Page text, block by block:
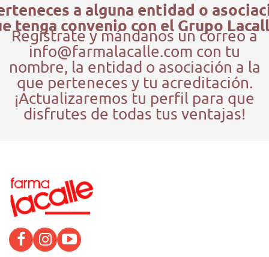
a alguna entidad o
tenga convenio con el Grupo
Regístrate y mándanos un correo a
info@farmalacalle.com con tu
nombre, la entidad o asociación a la
que perteneces y tu acreditación.
¡Actualizaremos tu perfil para que
disfrutes de todas tus ventajas!